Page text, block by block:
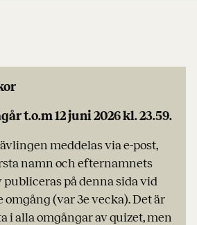
t.o.m 12 juni 2026 kl. 23.59.
meddelas via e-post,
namn och efternamnets
publiceras på denna sida vid
omgång (var 3e vecka). Det är
i alla omgångar av quizet, men